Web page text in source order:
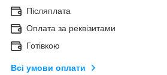
Післяплата
Оплата за реквізитами
Готівкою
Всі умови оплати